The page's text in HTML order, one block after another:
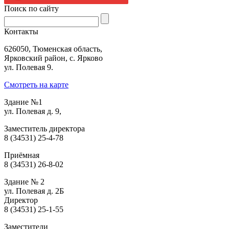
|giriş
|
|||||giriş
|
||||giriş
|
||||Поиск по сайту
Контакты
626050, Тюменская область,
Ярковский район, с. Ярково
ул. Полевая 9.
Смотреть на карте
Здание №1
ул. Полевая д. 9,
Заместитель директора
8 (34531) 25-4-78
Приёмная
8 (34531) 26-8-02
Здание № 2
ул. Полевая д. 2Б
Директор
8 (34531) 25-1-55
Заместители